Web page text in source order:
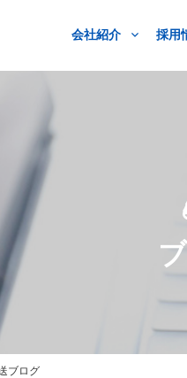
会社紹介 採用
ブログ